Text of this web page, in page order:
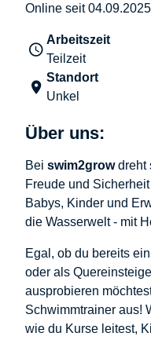
Online seit 04.09.2025
Arbeitszeit
Teilzeit
Standort
Unkel
Über uns:
Bei swim2growdreht
Freude und
Babys, Kinder und
die Wasserwelt - mit
Egal, ob du bereits
oder als
ausprobieren
Schwimmtrainer aus!
wie du Kurse leitest,